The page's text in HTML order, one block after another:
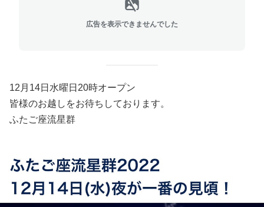
広告を表示できませんでした
12月14日水曜日20時オープン
皆様のお越しをお待ちしております。
ふたご座流星群